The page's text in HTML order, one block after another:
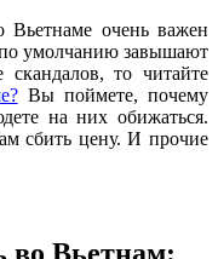
Вьетнаме очень важен
умолчанию завышают
то читайте
Вы поймете, почему
на них обижаться.
сбить цену. И прочие
во Вьетнам: